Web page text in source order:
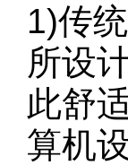
1)传
所设
此舒
算机